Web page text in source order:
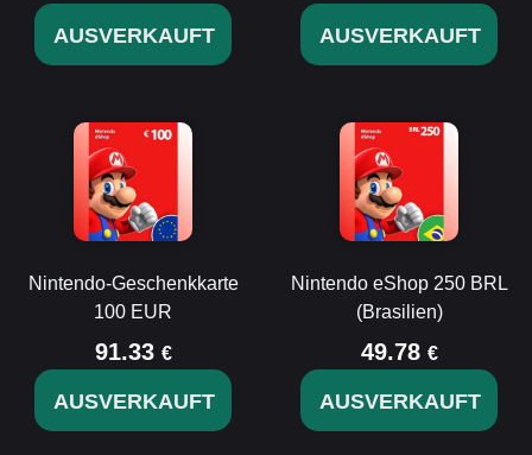
AUSVERKAUFT AUSVERKAUFT
Nintendo-Geschenkkarte
100 EUR
91.33 €
AUSVERKAUFT
Nintendo eShop 250 BRL
(Brasilien)
49.78 €
AUSVERKAUFT